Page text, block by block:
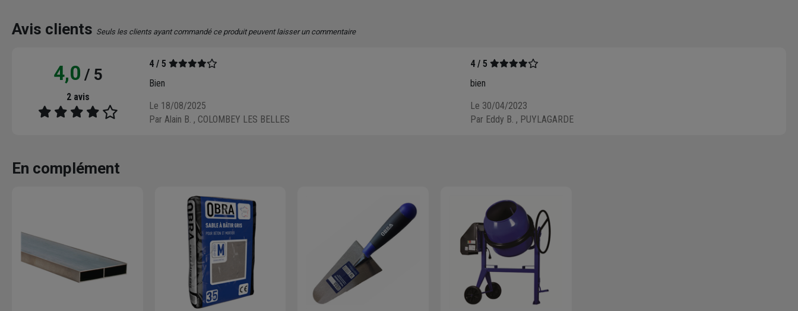
Avis clients Seuls les clients ayant commandé ce produit peuvent laisser un commentaire
4,0 / 5
2 avis
4 / 5
Bien
Le 18/08/2025
Par Alain B. , COLOMBEY LES BELLES
4 / 5
bien
Le 30/04/2023
Par Eddy B. , PUYLAGARDE
En complément